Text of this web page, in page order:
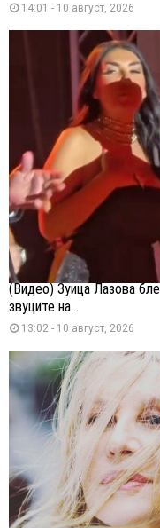
14:01 - 10 август, 2026
(Видео) Зуица Лазова
звуците на...
13:02 - 10 август, 2026